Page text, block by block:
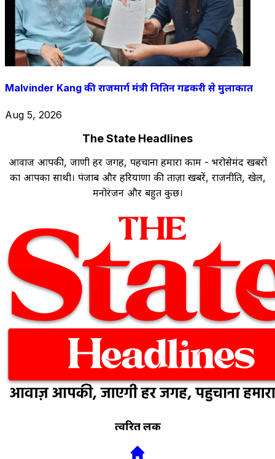
Malvinder Kang की राजमार्ग मंत्री नितिन गडकरी से मुलाकात
Aug 5, 2026
The State Headlines
आवाज आपकी, जाणी हर जगह, पहचाना हमारा काम - भरोसेमंद खबरों
का आपका साथी। पंजाब और हरियाणा की ताज़ा खबरें, राजनीति, खेल,
मनोरंजन और बहुत कुछ।
त्वरित लिंक